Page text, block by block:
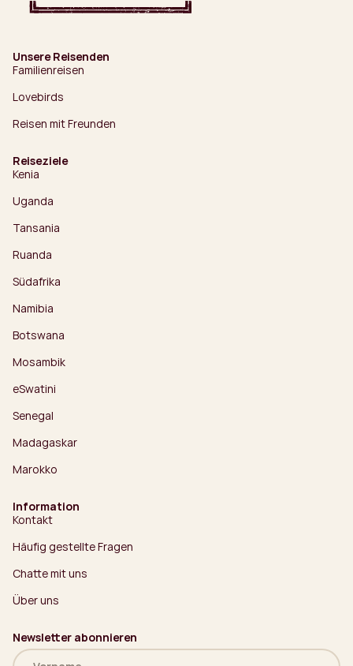
Unsere Reisenden
Familienreisen
Lovebirds
Reisen mit Freunden
Reiseziele
Kenia
Uganda
Tansania
Ruanda
Südafrika
Namibia
Botswana
Mosambik
eSwatini
Senegal
Madagaskar
Marokko
Information
Kontakt
Häufig gestellte Fragen
Chatte mit uns
Über uns
Newsletter abonnieren
Name